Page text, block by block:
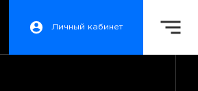
Личный кабинет